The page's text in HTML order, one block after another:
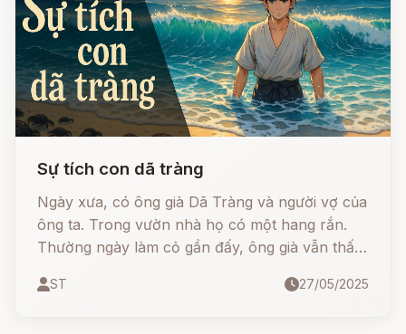
Sự tích con dã tràng
Ngày xưa, có ông già Dã Tràng và người vợ của
ông ta. Trong vườn nhà họ có một hang rắn.
Thường ngày làm cỏ gần đấy, ông già vẫn thấy
hang.
ST 27/05/2025